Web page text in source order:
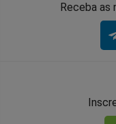
Receba as